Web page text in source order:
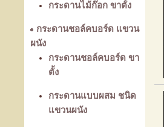
กระดานไม้ก๊อก ขาตั้ง
กระดานชอล์คบอร์ด แขวน
ผนัง
กระดานชอล์คบอร์ด ขา
ตั้ง
กระดานแบบผสม ชนิด
แขวนผนัง